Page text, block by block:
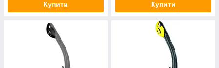
Купити Купити